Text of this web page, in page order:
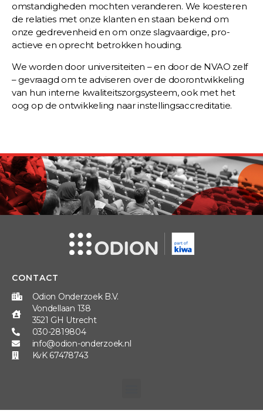
omstandigheden mochten veranderen. We koesteren
de relaties met onze klanten en staan bekend om
onze gedrevenheid en om onze slagvaardige, pro-
actieve en oprecht betrokken houding.
We worden door universiteiten – en door de NVAO zelf
– gevraagd om te adviseren over de doorontwikkeling
van hun interne kwaliteitszorgsysteem, ook met het
oog op de ontwikkeling naar instellingsaccreditatie.
CONTACT
Odion Onderzoek B.V.
Vondellaan 138
3521 GH Utrecht
030-2819804
info@odion-onderzoek.nl
KvK 67478743